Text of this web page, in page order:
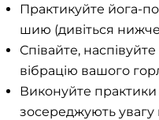
Практикуйте йога-
шию (дивіться
Співайте,
вібрацію вашого
Виконуйте практики
зосереджують увагу